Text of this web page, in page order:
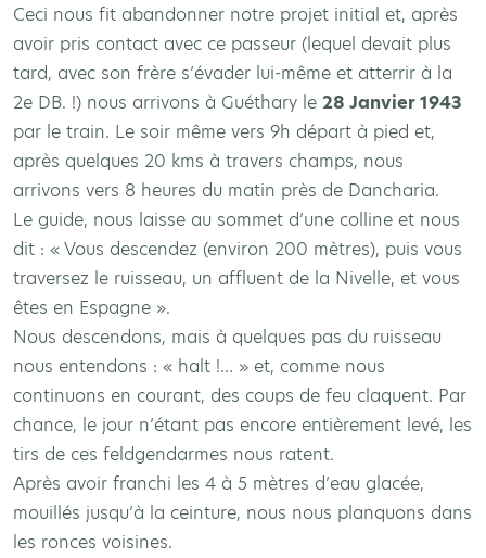
Ceci nous fit abandonner notre projet initial et, après
avoir pris contact avec ce passeur (lequel devait plus
tard, avec son frère s’évader lui-même et atterrir à la
2e DB. !) nous arrivons à Guéthary le 28 Janvier 1943
par le train. Le soir même vers 9h départ à pied et,
après quelques 20 kms à travers champs, nous
arrivons vers 8 heures du matin près de Dancharia.
Le guide, nous laisse au sommet d’une colline et nous
dit : « Vous descendez (environ 200 mètres), puis vous
traversez le ruisseau, un affluent de la Nivelle, et vous
êtes en Espagne ».
Nous descendons, mais à quelques pas du ruisseau
nous entendons : « halt !… » et, comme nous
continuons en courant, des coups de feu claquent. Par
chance, le jour n’étant pas encore entièrement levé, les
tirs de ces feldgendarmes nous ratent.
Après avoir franchi les 4 à 5 mètres d’eau glacée,
mouillés jusqu’à la ceinture, nous nous planquons dans
les ronces voisines.